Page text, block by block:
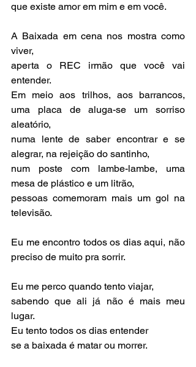
que existe amor em mim e em você.
A Baixada em cena nos mostra como
viver,
aperta o REC irmão que você vai
entender.
Em meio aos trilhos, aos barrancos,
uma placa de aluga-se um sorriso
aleatório,
numa lente de saber encontrar e se
alegrar, na rejeição do santinho,
num poste com lambe-lambe, uma
mesa de plástico e um litrão,
pessoas comemoram mais um gol na
televisão.
Eu me encontro todos os dias aqui, não
preciso de muito pra sorrir.
Eu me perco quando tento viajar,
sabendo que ali já não é mais meu
lugar.
Eu tento todos os dias entender
se a baixada é matar ou morrer.